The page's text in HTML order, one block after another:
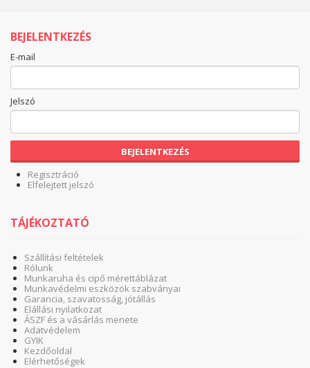
BEJELENTKEZÉS
E-mail
Jelszó
BEJELENTKEZÉS
Regisztráció
Elfelejtett jelszó
TÁJÉKOZTATÓ
Szállítási feltételek
Rólunk
Munkaruha és cipő mérettáblázat
Munkavédelmi eszközök szabványai
Garancia, szavatosság, jótállás
Elállási nyilatkozat
ÁSZF és a vásárlás menete
Adatvédelem
GYIK
Kezdőoldal
Elérhetőségek